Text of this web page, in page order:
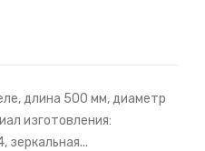
длина 500 мм, диаметр
изготовления:
зеркальная...